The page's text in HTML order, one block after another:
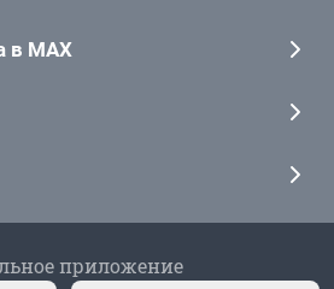
в MAX
приложение